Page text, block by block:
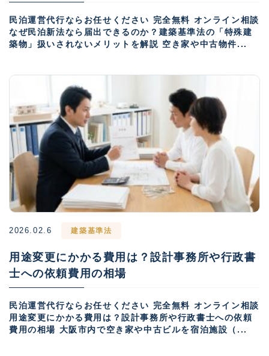
民泊運営代行ならお任せください 完全無料 オンライン相談
なぜ民泊新法なら届出できるのか？建築基準法の「特殊建
築物」扱いされないメリットを解説 空き家や中古物件...
2026.02.6 建築基準法
用途変更にかかる費用は？設計事務所や行政書
士への依頼費用の相場
民泊運営代行ならお任せください 完全無料 オンライン相談
用途変更にかかる費用は？設計事務所や行政書士への依頼
費用の相場 大阪市内で空き家や中古ビルを宿泊施設（...